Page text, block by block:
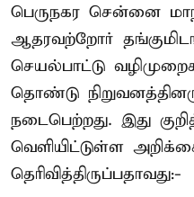
பெருநகர சென்னை
ஆதரவற்றோர்
செயல்பாட்டு
தொண்டு
நடைபெற்றது. இது
வெளியிட்டுள்ள
தெரிவித்திருப்பதாவது:-